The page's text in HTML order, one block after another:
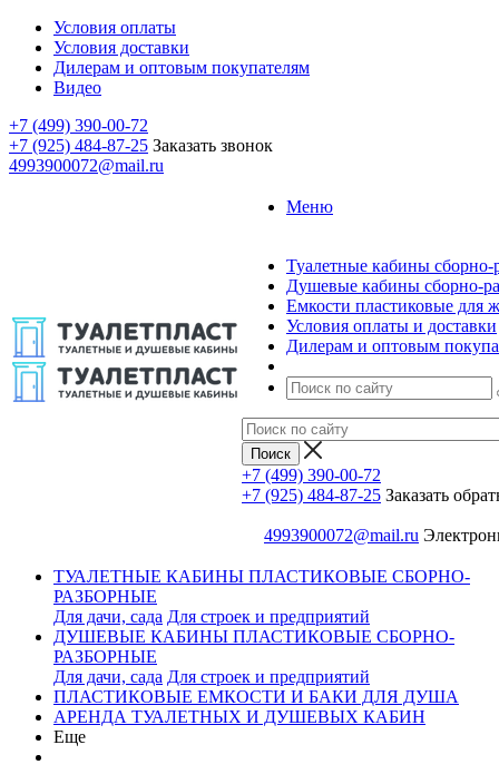
Условия оплаты
Условия доставки
Дилерам и оптовым покупателям
Видео
+7 (499) 390-00-72
+7 (925) 484-87-25 Заказать звонок
4993900072@mail.ru
Меню
Туалетные кабины сборно-
Душевые кабины сборно-
Емкости пластиковые для
Условия оплаты и доставки
Дилерам и оптовым
+7 (499) 390-00-72
+7 (925) 484-87-25 Заказать
4993900072@mail.ru
ТУАЛЕТНЫЕ КАБИНЫ ПЛАСТИКОВЫЕ СБОРНО-
РАЗБОРНЫЕ
Для дачи, сада Для строек и предприятий
ДУШЕВЫЕ КАБИНЫ ПЛАСТИКОВЫЕ СБОРНО-
РАЗБОРНЫЕ
Для дачи, сада Для строек и предприятий
ПЛАСТИКОВЫЕ ЕМКОСТИ И БАКИ ДЛЯ ДУША
АРЕНДА ТУАЛЕТНЫХ И ДУШЕВЫХ КАБИН
Еще